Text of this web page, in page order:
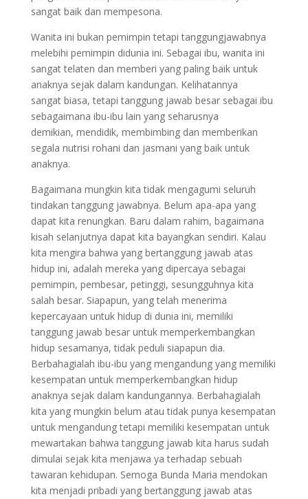
sangat baik dan mempesona.
Wanita ini bukan pemimpin tetapi tanggungjawabnya
melebihi pemimpin didunia ini. Sebagai ibu, wanita ini
sangat telaten dan memberi yang paling baik untuk
anaknya sejak dalam kandungan. Kelihatannya
sangat biasa, tetapi tanggung jawab besar sebagai ibu
sebagaimana ibu-ibu lain yang seharusnya
demikian, mendidik, membimbing dan memberikan
segala nutrisi rohani dan jasmani yang baik untuk
anaknya.
Bagaimana mungkin kita tidak mengagumi seluruh
tindakan tanggung jawabnya. Belum apa-apa yang
dapat kita renungkan. Baru dalam rahim, bagaimana
kisah selanjutnya dapat kita bayangkan sendiri. Kalau
kita mengira bahwa yang bertanggung jawab atas
hidup ini, adalah mereka yang dipercaya sebagai
pemimpin, pembesar, petinggi, sesungguhnya kita
salah besar. Siapapun, yang telah menerima
kepercayaan untuk hidup di dunia ini, memiliki
tanggung jawab besar untuk memperkembangkan
hidup sesamanya, tidak peduli siapapun dia.
Berbahagialah ibu-ibu yang mengandung yang memiliki
kesempatan untuk memperkembangkan hidup
anaknya sejak dalam kandungannya. Berbahagialah
kita yang mungkin belum atau tidak punya kesempatan
untuk mengandung tetapi memiliki kesempatan untuk
mewartakan bahwa tanggung jawab kita harus sudah
dimulai sejak kita menjawa ya terhadap sebuah
tawaran kehidupan. Semoga Bunda Maria mendokan
kita menjadi pribadi yang bertanggung jawab atas